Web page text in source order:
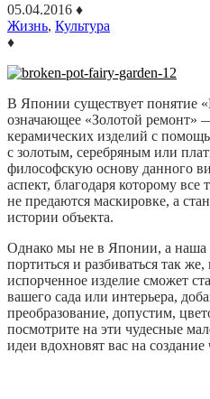
05.04.2016 ♦
Жизнь, Культура
♦
В Японии существует понятие
означающее «Золотой ремонт»
керамических изделий с
с золотым, серебряным или
философскую основу данного
аспект, благодаря которому
не предаются маскировке, а
истории объекта.
Однако мы не в Японии, а наша
портиться и разбиваться так
испорченное изделие сможет
вашего сада или интерьера,
преобразование, допустим,
посмотрите на эти чудесные
идеи вдохновят вас на создание